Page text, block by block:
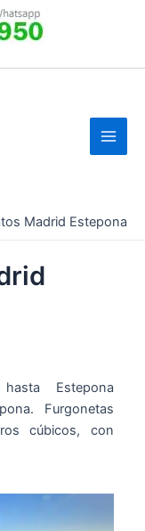
Madrid Estepona
Estepona
Furgonetas
cúbicos, con